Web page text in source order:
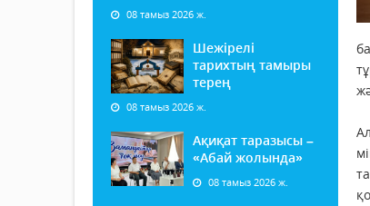
08 тамыз 2026 ж.
Шежірелі
тарихтың тамыры
терең
08 тамыз 2026 ж.
Ақиқат таразысы –
«Абай жолында»
08 тамыз 2026 ж.